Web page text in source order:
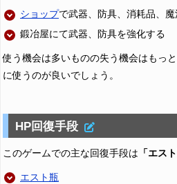
ショップで武器、防具、消耗品、
鍛冶屋にて武器、防具を強化する
使う機会は多いものの失う機会はもっ
に使うのが良いでしょう。
HP回復手段
このゲームでの主な回復手段は 「エス
エスト瓶